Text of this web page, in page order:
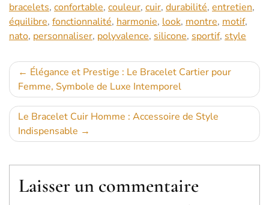
bracelets, confortable, couleur, cuir, durabilité, entretien,
équilibre, fonctionnalité, harmonie, look, montre, motif,
nato, personnaliser, polyvalence, silicone, sportif, style
Navigation
de
l’article
Élégance et Prestige : Le Bracelet Cartier pour
Femme, Symbole de Luxe Intemporel
Le Bracelet Cuir Homme : Accessoire de Style
Indispensable
Laisser un commentaire